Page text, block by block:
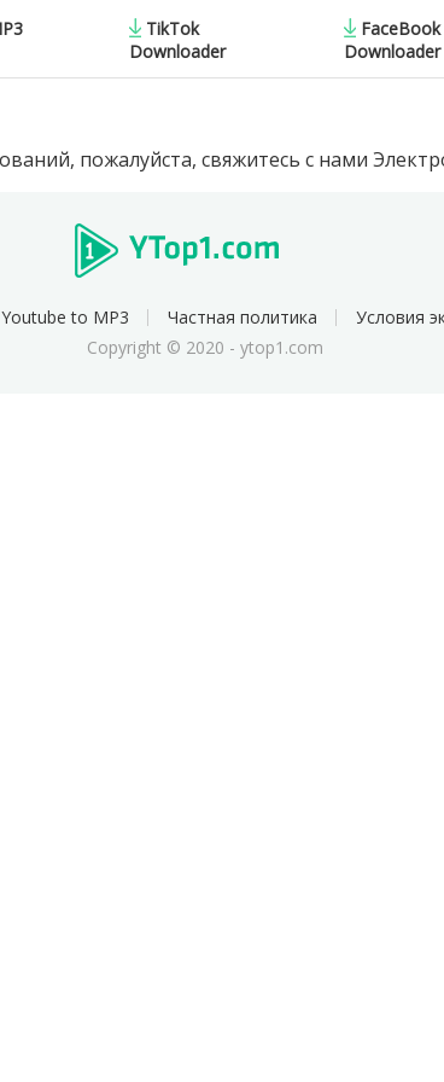
TikTok
Downloader
FaceBook
Downloader
пожалуйста, свяжитесь с нами
Youtube to MP3 Частная политика Условия
Copyright © 2020 - ytop1.com